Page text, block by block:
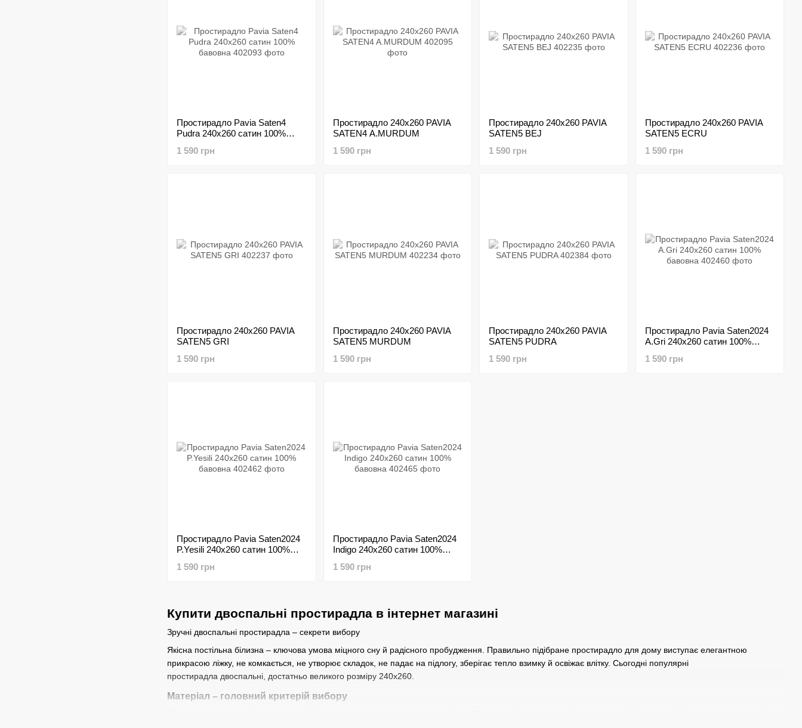
Купити двоспальні простирадла в інтернет магазині
Зручні двоспальні простирадла – секрети вибору
Якісна постільна білизна – ключова умова міцного сну й радісного пробудження. Правильно підібране простирадло для дому виступає елегантною
прикрасою ліжку, не комкається, не утворює складок, не падає на підлогу, зберігає тепло взимку й освіжає влітку. Сьогодні популярні
простирадла двоспальні, достатньо великого розміру 240x260.
Матеріал – головний критерій вибору
Простирадло Pavia Saten4
Pudra 240х260 сатин 100%
1 590 грн
Простирадло 240х260 PAVIA
SATEN4 A.MURDUM
1 590 грн
Простирадло 240х260 PAVIA
SATEN5 BEJ
1 590 грн
Простирадло 240х260 PAVIA
SATEN5 ECRU
1 590 грн
Простирадло 240х260 PAVIA
SATEN5 GRI
1 590 грн
Простирадло 240х260 PAVIA
SATEN5 MURDUM
1 590 грн
Простирадло 240х260 PAVIA
SATEN5 PUDRA
1 590 грн
Простирадло Pavia Saten2024
A.Gri 240х260 сатин 100%
1 590 грн
Простирадло Pavia Saten2024
P.Yesili 240х260 сатин 100%
1 590 грн
Простирадло Pavia Saten2024
Indigo 240х260 сатин 100%
1 590 грн